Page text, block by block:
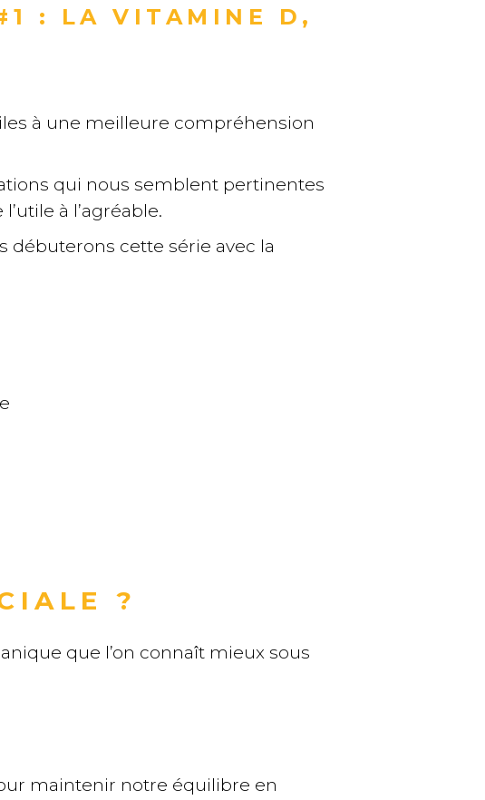
: LA VITAMINE D,
à une meilleure compréhension
qui nous semblent pertinentes
à l’agréable.
débuterons cette série avec la
?
que l’on connaît mieux sous
maintenir notre équilibre en